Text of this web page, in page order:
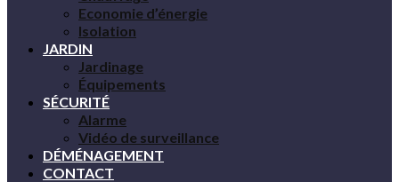
Economie d’énergie
Isolation
JARDIN
Jardinage
Équipements
SÉCURITÉ
Alarme
Vidéo de surveillance
DÉMÉNAGEMENT
CONTACT